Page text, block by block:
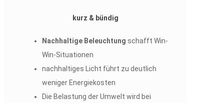
kurz & bündig
Nachhaltige Beleuchtung schafft Win-
Win-Situationen
nachhaltiges Licht führt zu deutlich
weniger Energiekosten
Die Belastung der Umwelt wird bei